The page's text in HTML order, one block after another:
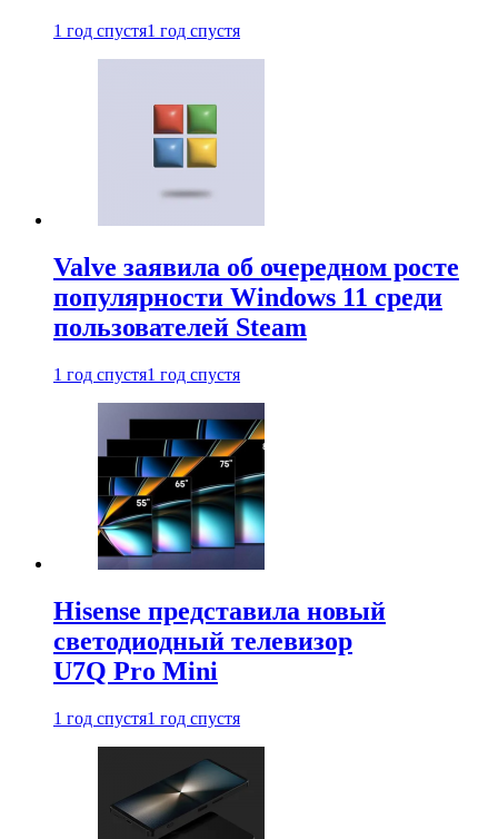
1 год спустя1 год спустя
Valve заявила об очередном росте
популярности Windows 11 среди
пользователей Steam
1 год спустя1 год спустя
Hisense представила новый
светодиодный телевизор
U7Q Pro Mini
1 год спустя1 год спустя